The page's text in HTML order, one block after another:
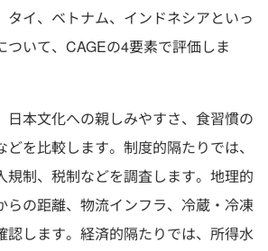
タイ、ベトナム、インドネシアといっ
ついて、CAGEの4要素で評価しま
日本文化への親しみやすさ、食習慣の
を比較します。制度的隔たりでは、
規制、税制などを調査します。地理的
らの距離、物流インフラ、冷蔵・冷凍
認します。経済的隔たりでは、所得水